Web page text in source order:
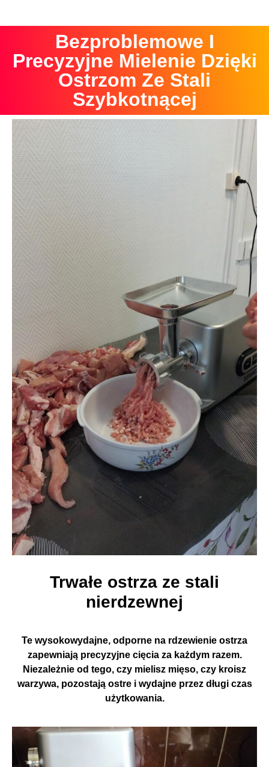
Bezproblemowe I
Precyzyjne Mielenie Dzięki
Ostrzom Ze Stali
Szybkotnącej
Trwałe ostrza ze stali
nierdzewnej
Te wysokowydajne, odporne na rdzewienie ostrza
zapewniają precyzyjne cięcia za każdym razem.
Niezależnie od tego, czy mielisz mięso, czy kroisz
warzywa, pozostają ostre i wydajne przez długi czas
użytkowania.